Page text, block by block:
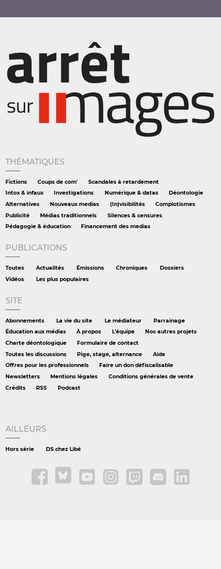
THÉMATIQUES
Fictions Coups de com'
Scandales à retardement
Intox & infaux
Investigations Numérique & datas
Déontologie
Alternatives
Nouveaux medias (In)visibilités
Complotismes
Publicité
Médias traditionnels
Silences & censures
Pédagogie & éducation
Financement des medias
PUBLICATIONS
Toutes Actualités Émissions Chroniques
Dossiers
Vidéos
Les plus populaires
SITE
Abonnements La vie du site Le médiateur
Parrainage
Éducation aux médias
À propos L'équipe
Nos autres projets
Charte déontologique
Formulaire de contact
Toutes les discussions
Pige, stage, alternance
Aide
Offres pour les professionnels
Faire un don défiscalisable
Newsletters
Mentions légales
Conditions générales de vente
Crédits
RSS Podcast
AILLEURS
Hors série DS chez Libé